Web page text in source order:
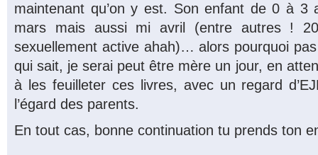
maintenant qu’on y est. Son enfant de 0 à 3
mars mais aussi mi avril (entre autres !
sexuellement active ahah)… alors pourquoi
qui sait, je serai peut être mère un jour, en
à les feuilleter ces livres, avec un regard
l’égard des parents.
En tout cas, bonne continuation tu prends ton